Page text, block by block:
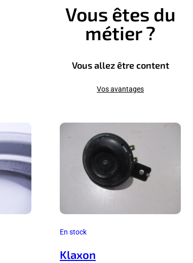
Vous êtes du
métier ?
Vous allez être content
Vos avantages
En stock
Klaxon